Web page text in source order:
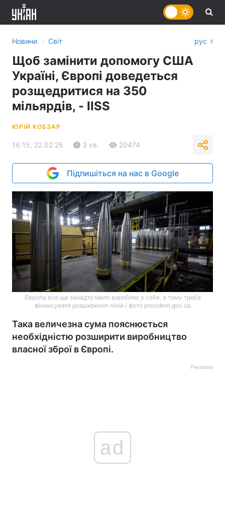
Новини › Світ рус
Щоб замінити допомогу США
Україні, Європі доведеться
розщедритися на 350
мільярдів, - IISS
ЮРІЙ КОБЗАР
16:15, 22.02.25 3 хв. 20474
Підпишіться на нас в Google
Європа все ще занадто мало виробляє у себе, а тому треба
фінансувати розширення ліній / фото president.gov.ua
Така величезна сума пояснюється
необхідністю розширити виробництво
власної зброї в Європі.
Реклама
ad